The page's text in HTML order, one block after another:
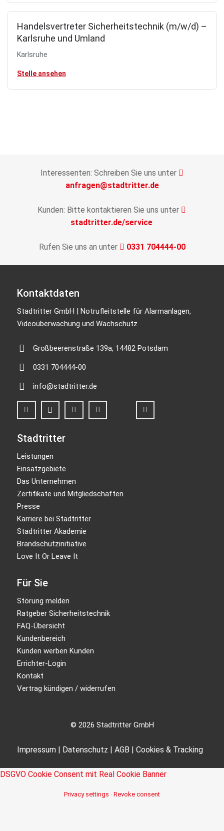
Handelsvertreter Sicherheitstechnik (m/w/d) –
Karlsruhe und Umland
Karlsruhe
Stelle ansehen
Interessenten: Schreiben Sie uns unter
anfragen@stadtritter.de
Kunden: Bitte kontaktieren Sie uns unter
stadtritter.de/service
Rufen Sie uns an unter 0331 704444-00
Kontaktdaten
Stadtritter GmbH | Notrufleitstelle für Alarmanlagen,
Videoüberwachung und Wachschutz
Großbeerenstraße 139a, 14482 Potsdam
0331 704444-00
info@stadtritter.de
Stadtritter
Leistungen
Einsatzgebiete
Das Unternehmen
Zertifikate und Mitgliedschaften
Presse
Karriere bei Stadtritter
Stadtritter Akademie
Brandschutzinitiative
Love It Or Leave It
Für Sie
Störung melden
Ratgeber Sicherheitstechnik
FAQ-Übersicht
Kundenbereich
Kunden werben Kunden
Errichter-Login
Kontakt
Vertrag kündigen / widerrufen
© 2026 Stadtritter GmbH
Impressum | Datenschutz | AGB | Cookies & Tracking
DSGVO Cookie Consent mit Real Cookie Banner
Privacy settings · Revoke consent